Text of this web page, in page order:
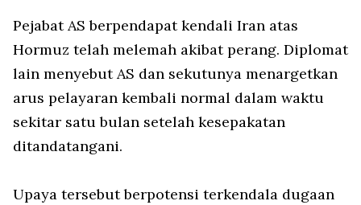
Pejabat AS berpendapat kendali Iran atas
Hormuz telah melemah akibat perang. Diplomat
lain menyebut AS dan sekutunya menargetkan
arus pelayaran kembali normal dalam waktu
sekitar satu bulan setelah kesepakatan
ditandatangani.
Upaya tersebut berpotensi terkendala dugaan